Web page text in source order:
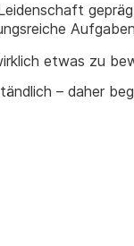
etwas zu
– daher